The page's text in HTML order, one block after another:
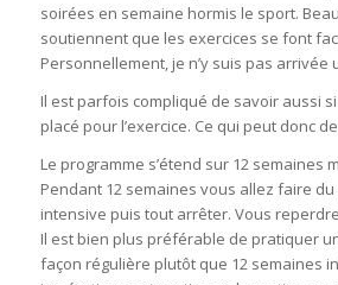
soirées en semaine hormis le sport.
soutiennent que les exercices se font
Personnellement, je n’y suis pas arrivée
Il est parfois compliqué de savoir aussi
placé pour l’exercice. Ce qui peut donc
Le programme s’étend sur 12 semaines
Pendant 12 semaines vous allez faire
intensive puis tout arrêter. Vous
Il est bien plus préférable de pratiquer
façon régulière plutôt que 12 semaines